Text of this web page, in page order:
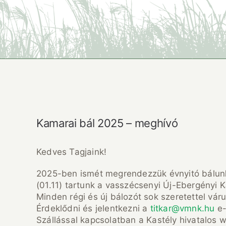
Kamarai bál 2025 – meghívó
Kedves Tagjaink!
2025-ben ismét megrendezzük évnyitó
(01.11) tartunk a vasszécsenyi Új-Ebergényi
Minden régi és új bálozót sok szeretettel
Érdeklődni és jelentkezni a titkar@vmnk.hu
Szállással kapcsolatban a Kastély hivatalos